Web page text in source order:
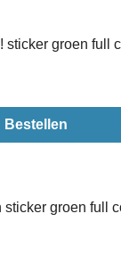
Bestellen